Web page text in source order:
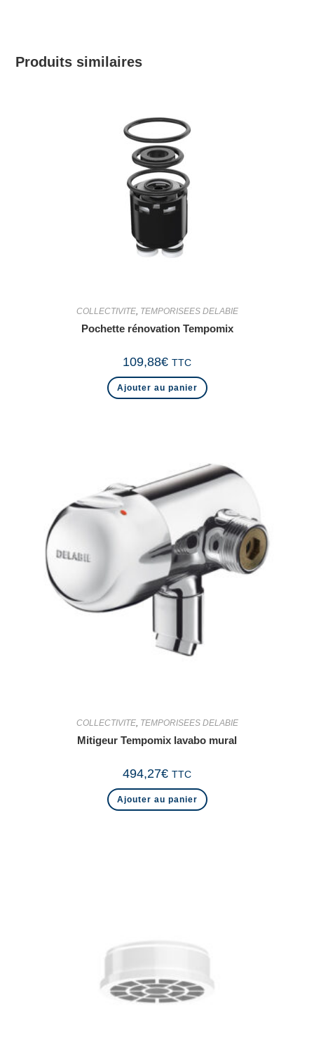
Produits similaires
COLLECTIVITE, TEMPORISEES DELABIE
Pochette rénovation Tempomix
109,88€ TTC
Ajouter au panier
COLLECTIVITE, TEMPORISEES DELABIE
Mitigeur Tempomix lavabo mural
494,27€ TTC
Ajouter au panier